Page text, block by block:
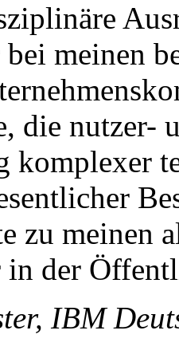
meinen
die nutzer-
komplexer
zu meinen
der
IBM